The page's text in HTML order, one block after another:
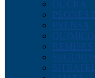
OUCRA
PEONES
PRENSA
REMISES
SEGUROS
SITRATEL